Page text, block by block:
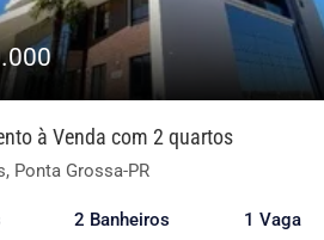
à Venda com 2 quartos
Ponta Grossa-PR
2 Banheiros 1 Vaga